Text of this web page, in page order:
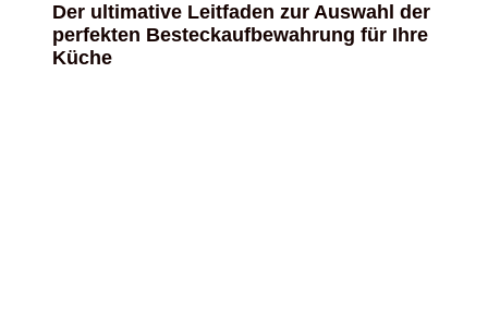
Der ultimative Leitfaden zur Auswahl der
perfekten Besteckaufbewahrung für Ihre
Küche